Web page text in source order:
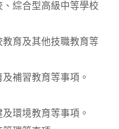
、綜合型高級中等學校
教育及其他技職教育等
補習教育等事項。
及環境教育等事項。